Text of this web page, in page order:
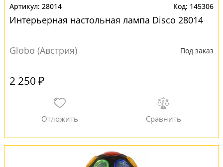
28014 145306
Интерьерная настольная лампа Disco 28014
Globo (Австрия) Под заказ
2 250 ₽